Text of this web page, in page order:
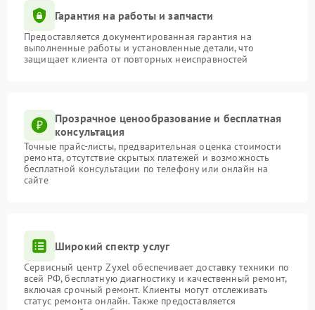
Гарантия на работы и запчасти
Предоставляется документированная гарантия на
выполненные работы и установленные детали, что
защищает клиента от повторных неисправностей
Прозрачное ценообразование и бесплатная
консультация
Точные прайс-листы, предварительная оценка стоимости
ремонта, отсутствие скрытых платежей и возможность
бесплатной консультации по телефону или онлайн на
сайте
Широкий спектр услуг
Сервисный центр Zyxel обеспечивает доставку техники по
всей РФ, бесплатную диагностику и качественный ремонт,
включая срочный ремонт. Клиенты могут отслеживать
статус ремонта онлайн. Также предоставляется